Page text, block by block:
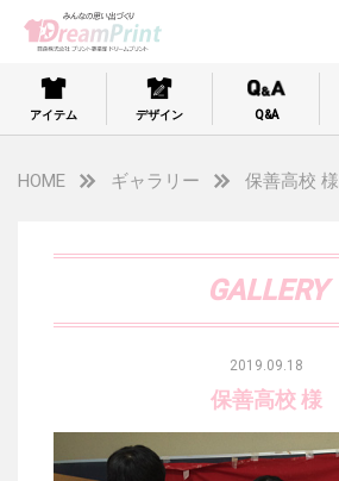
アイテム デザイン Q&A
HOME ギャラリー 保善高校 様
GALLERY
2019.09.18
保善高校 様